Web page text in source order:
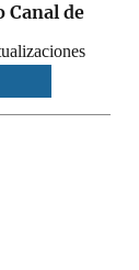
Canal de